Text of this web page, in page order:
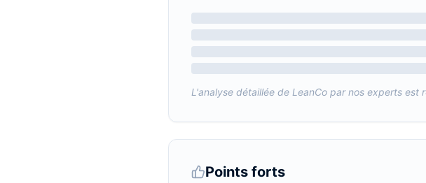
L'analyse détaillée de LeanCo par nos experts est
Points forts